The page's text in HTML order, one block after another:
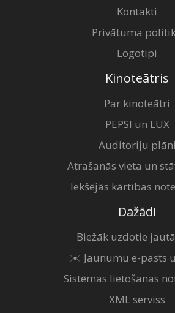
Kontakti
Privātuma
Logotipi
Kinoteātris
Par kinoteātri
PEPSI un LUX
Auditoriju plāni
Atrašanās vieta un
Iekšējās kārtības
Dažādi
Biežāk uzdotie
✉️ Jaunumu e-pasts
Sistēmas lietošanas
XML serviss